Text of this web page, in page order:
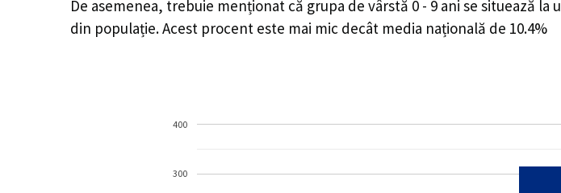
De asemenea, trebuie menționat că grupa de vârstă 0 - 9 ani se situează
din populație. Acest procent este mai mic decât media națională de 10.4%
300
400